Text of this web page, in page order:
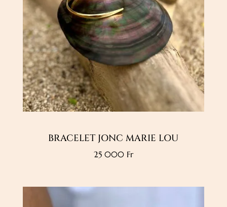
BRACELET JONC MARIE LOU
25 000 Fr